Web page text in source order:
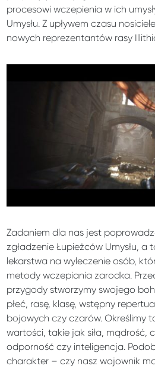
procesowi wczepienia w ich
Umysłu. Z upływem czasu
nowych reprezentantów rasy
Zadaniem dla nas jest
zgładzenie Łupieżców Umysłu, a
lekarstwa na wyleczenie osób,
metody wczepiania zarodka.
przygody stworzymy swojego
płeć, rasę, klasę, wstępny
bojowych czy czarów. Określimy
wartości, takie jak siła, mądrość,
odporność czy inteligencja.
charakter – czy nasz wojownik